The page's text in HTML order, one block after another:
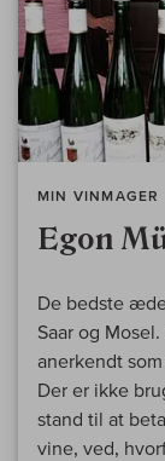
MIN VINMAGER
Egon
De bedste
Saar og
anerkendt
Der er ikke
stand til at
vine, ved,